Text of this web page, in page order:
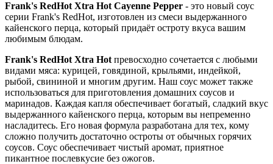
Frank's RedHot Xtra Hot Cayenne Pepper - это новый соус
серии Frank's RedHot, изготовлен из смеси выдержанного
кайенского перца, который придаёт остроту вкуса вашим
любимым блюдам.
Frank's RedHot Xtra Hot превосходно сочетается с любыми
видами мяса: курицей, говядиной, крыльями, индейкой,
рыбой, свининой и многим другим. Наш соус может также
использоваться для приготовления домашних соусов и
маринадов. Каждая капля обеспечивает богатый, сладкий вкус
выдержанного кайенского перца, которым вы непременно
насладитесь. Его новая формула разработана для тех, кому
сложно получить достаточно остроты от обычных горячих
соусов. Соус обеспечивает чистый аромат, приятное
пикантное послевкусие без ожогов.